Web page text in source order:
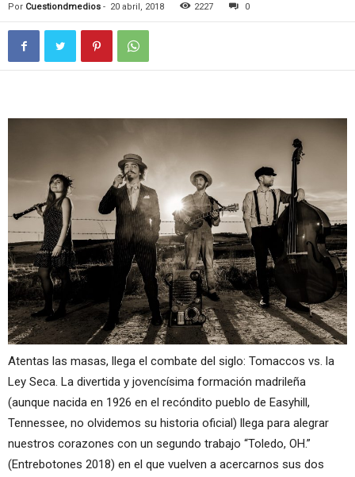
Por Cuestiondmedios - 20 abril, 2018 2227 0
Atentas las masas, llega el combate del siglo: Tomaccos vs. la
Ley Seca. La divertida y jovencísima formación madrileña
(aunque nacida en 1926 en el recóndito pueblo de Easyhill,
Tennessee, no olvidemos su historia oficial) llega para alegrar
nuestros corazones con un segundo trabajo “Toledo, OH.”
(Entrebotones 2018) en el que vuelven a acercarnos sus dos